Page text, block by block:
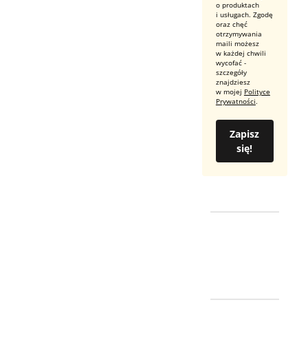
o produktach
i usługach. Zgodę
oraz chęć
otrzymywania
maili możesz
w każdej chwili
wycofać -
szczegóły
znajdziesz
w mojej Polityce
Prywatności.
Zapisz
się!